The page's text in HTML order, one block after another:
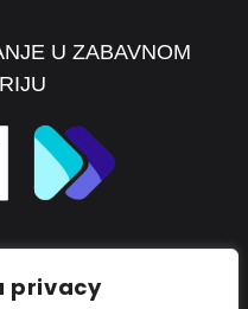
privacy
U ZABAVNOM
RH1